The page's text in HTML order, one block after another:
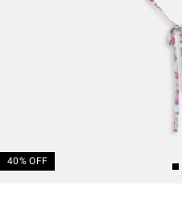
40% OFF